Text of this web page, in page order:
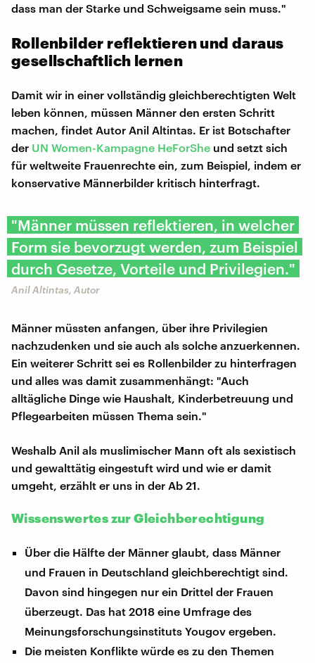
dass man der Starke und Schweigsame sein muss."
Rollenbilder reflektieren und daraus
gesellschaftlich lernen
Damit wir in einer vollständig gleichberechtigten Welt
leben können, müssen Männer den ersten Schritt
machen, findet Autor Anil Altintas. Er ist Botschafter
der UN Women-Kampagne HeForShe und setzt sich
für weltweite Frauenrechte ein, zum Beispiel, indem er
konservative Männerbilder kritisch hinterfragt.
"Männer müssen reflektieren, in welcher
Form sie bevorzugt werden, zum Beispiel
durch Gesetze, Vorteile und Privilegien."
Anil Altintas, Autor
Männer müssten anfangen, über ihre Privilegien
nachzudenken und sie auch als solche anzuerkennen.
Ein weiterer Schritt sei es Rollenbilder zu hinterfragen
und alles was damit zusammenhängt: "Auch
alltägliche Dinge wie Haushalt, Kinderbetreuung und
Pflegearbeiten müssen Thema sein."
Weshalb Anil als muslimischer Mann oft als sexistisch
und gewalttätig eingestuft wird und wie er damit
umgeht, erzählt er uns in der Ab 21.
Wissenswertes zur Gleichberechtigung
Über die Hälfte der Männer glaubt, dass Männer
und Frauen in Deutschland gleichberechtigt sind.
Davon sind hingegen nur ein Drittel der Frauen
überzeugt. Das hat 2018 eine Umfrage des
Meinungsforschungsinstituts Yougov ergeben.
Die meisten Konflikte würde es zu den Themen